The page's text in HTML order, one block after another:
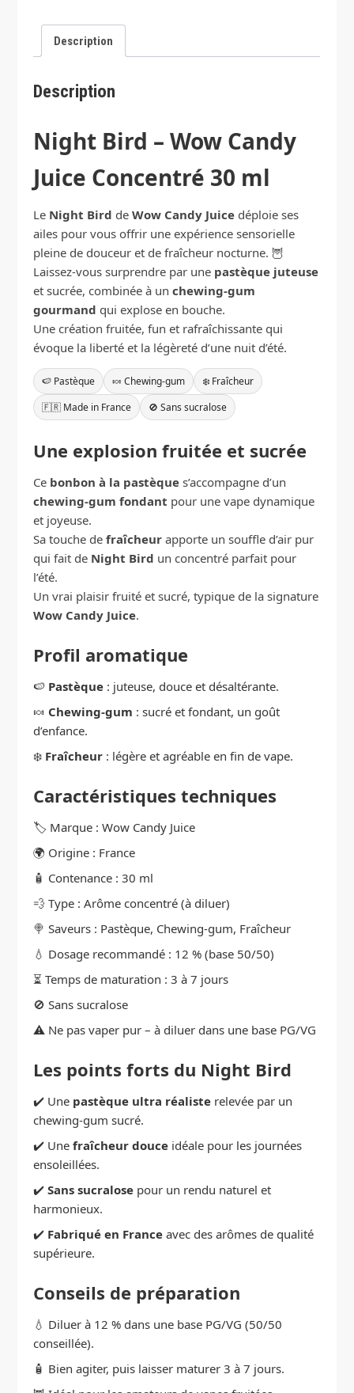
Description
Description
Night Bird – Wow Candy
Juice Concentré 30 ml
Le Night Bird deWow Candy Juice déploie ses
ailes pour vous offrir une expérience sensorielle
pleine de douceur et de fraîcheur nocturne. 🦉
Laissez-vous surprendre par une pastèque juteuse
et sucrée, combinée à unchewing-gum
gourmand qui explose en bouche.
Une création fruitée, fun et rafraîchissante qui
évoque la liberté et la légèreté d’une nuit d’été.
🍉 Pastèque 🍬 Chewing-gum
❄️ Fraîcheur
🇫🇷 Made in France
🚫 Sans sucralose
Une explosion fruitée et sucrée
Ce bonbon à la pastèque s’accompagne d’un
chewing-gum fondant pour une vape dynamique
et joyeuse.
Sa touche defraîcheur apporte un souffle d’air pur
qui fait de Night Bird un concentré parfait pour
l’été.
Un vrai plaisir fruité et sucré, typique de la signature
Wow Candy Juice.
Profil aromatique
🍉 Pastèque : juteuse, douce et désaltérante.
🍬 Chewing-gum : sucré et fondant, un goût
d’enfance.
❄️ Fraîcheur : légère et agréable en fin de vape.
Caractéristiques techniques
🏷️ Marque : Wow Candy Juice
🌍 Origine : France
🧴 Contenance : 30 ml
💨 Type : Arôme concentré (à diluer)
🍭 Saveurs : Pastèque, Chewing-gum, Fraîcheur
💧 Dosage recommandé : 12 % (base 50/50)
⏳ Temps de maturation : 3 à 7 jours
🚫 Sans sucralose
⚠️ Ne pas vaper pur – à diluer dans une base PG/VG
Les points forts du Night Bird
✔️ Une pastèque ultra réaliste relevée par un
chewing-gum sucré.
✔️ Unefraîcheur douce idéale pour les journées
ensoleillées.
✔️Sans sucralose pour un rendu naturel et
harmonieux.
✔️ Fabriqué en France avec des arômes de qualité
supérieure.
Conseils de préparation
💧 Diluer à 12 % dans une base PG/VG (50/50
conseillée).
🧴 Bien agiter, puis laisser maturer 3 à 7 jours.